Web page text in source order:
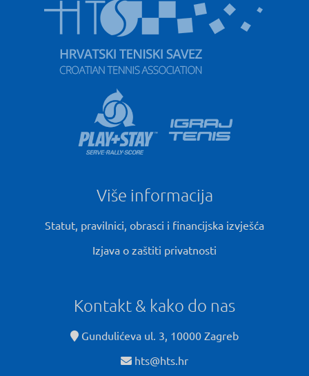
Više informacija
Statut, pravilnici, obrasci i financijska izvješća
Izjava o zaštiti privatnosti
Kontakt & kako do nas
Gundulićeva ul. 3, 10000 Zagreb
hts@hts.hr